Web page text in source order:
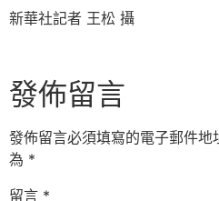
新華社記者 王松 攝
發佈留言
發佈留言必須填寫的電子郵件地
為 *
留言 *